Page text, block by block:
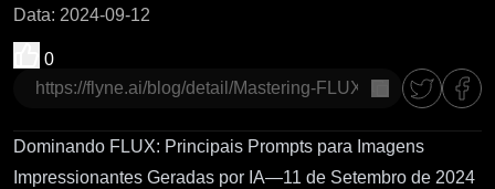
Data: 2024-09-12
0
Copiar
Dominando FLUX: Principais Prompts para Imagens
Impressionantes Geradas por IA—11 de Setembro de 2024